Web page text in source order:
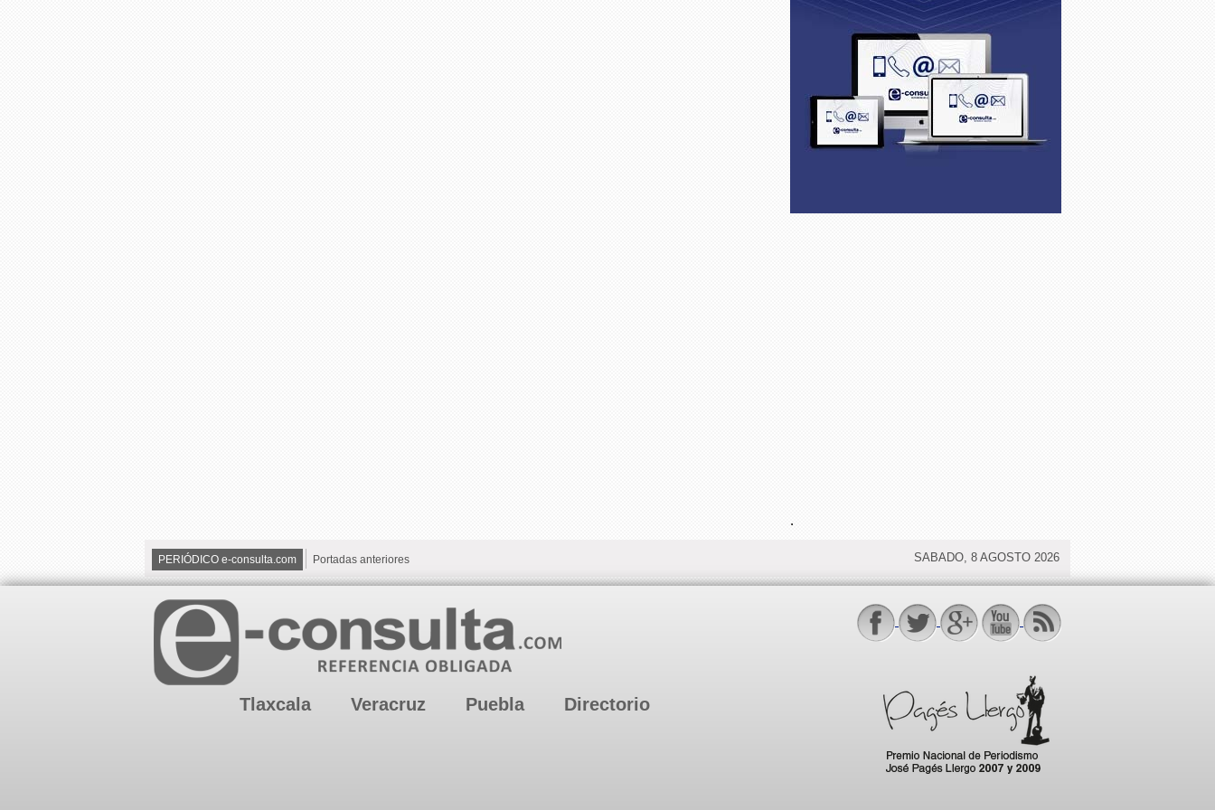
.
PERIÓDICO e-consulta.com Portadas anteriores SABADO, 8 AGOSTO 2026
Tlaxcala Veracruz Puebla Directorio